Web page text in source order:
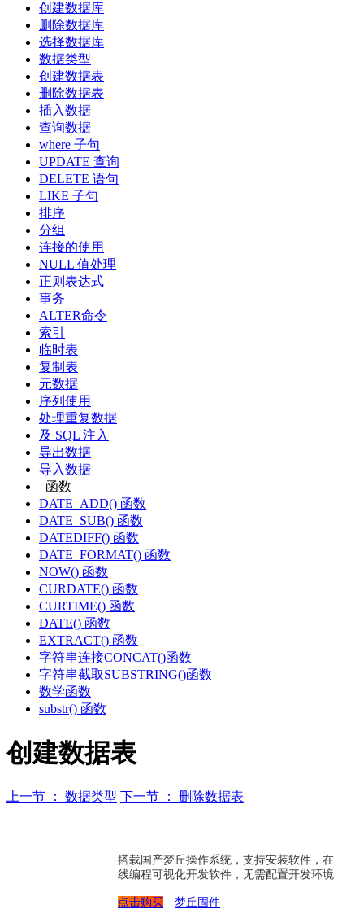
创建数据库
删除数据库
选择数据库
数据类型
创建数据表
删除数据表
插入数据
查询数据
where 子句
UPDATE 查询
DELETE 语句
LIKE 子句
排序
分组
连接的使用
NULL 值处理
正则表达式
事务
ALTER命令
索引
临时表
复制表
元数据
序列使用
处理重复数据
及 SQL 注入
导出数据
导入数据
函数
DATE_ADD() 函数
DATE_SUB() 函数
DATEDIFF() 函数
DATE_FORMAT() 函数
NOW() 函数
CURDATE() 函数
CURTIME() 函数
DATE() 函数
EXTRACT() 函数
字符串连接CONCAT()函数
字符串截取SUBSTRING()函数
数学函数
substr() 函数
创建数据表
上一节 ： 数据类型 下一节 ： 删除数据表
搭载国产梦丘操作系统，支持安装软件，在
线编程可视化开发软件，无需配置开发环境
点击购买 梦丘固件